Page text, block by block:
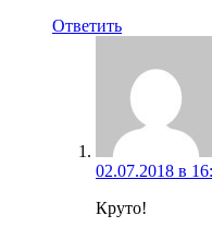
Ответить
02.07.2018 в
Круто!